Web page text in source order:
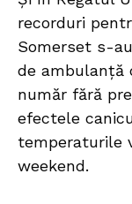
recorduri
Somerset s-
de ambulanță
număr fără
efectele
temperaturile
weekend.